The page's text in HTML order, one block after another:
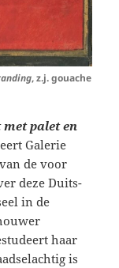
, z.j. gouache
palet en
Galerie
de voor
deze Duits-
in de
haar
is